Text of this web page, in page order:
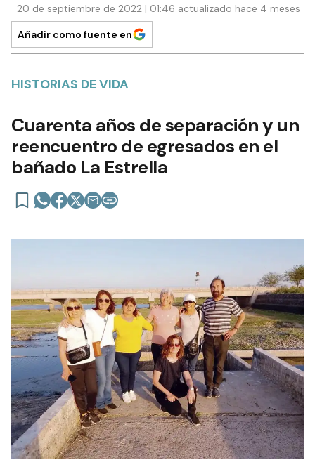
20 de septiembre de 2022 | 01:46 actualizado hace 4 meses
Añadir como fuente en
HISTORIAS DE VIDA
Cuarenta años de separación y un
reencuentro de egresados en el
bañado La Estrella